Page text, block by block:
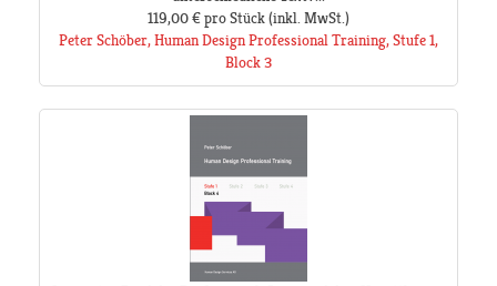
119,00 €pro Stück(inkl. MwSt.)
Peter Schöber, Human Design Professional Training, Stufe 1,
Block 3